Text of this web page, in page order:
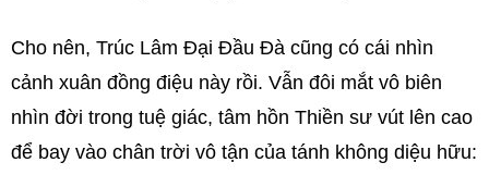
Cho nên, Trúc Lâm Đại Đầu Đà cũng có cái nhìn
cảnh xuân đồng điệu này rồi. Vẫn đôi mắt vô biên
nhìn đời trong tuệ giác, tâm hồn Thiền sư vút lên cao
để bay vào chân trời vô tận của tánh không diệu hữu: